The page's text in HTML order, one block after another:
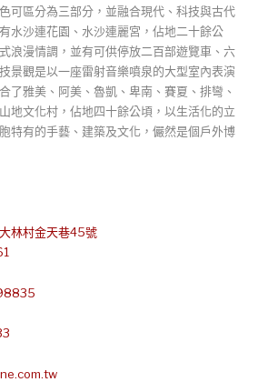
區分為三部分，並融合現代、科技與古代
水沙連花園、水沙連麗宮，佔地二十餘公
浪漫情調，並有可供停放二百部遊覽車、六
景觀是以一座雷射音樂噴泉的大型室內表演
了雅美、阿美、魯凱、卑南、賽夏、排彎、
地文化村，佔地四十餘公頃，以生活化的立
特有的手藝、建築及文化，儼然是個戶外博
林村金天巷45號